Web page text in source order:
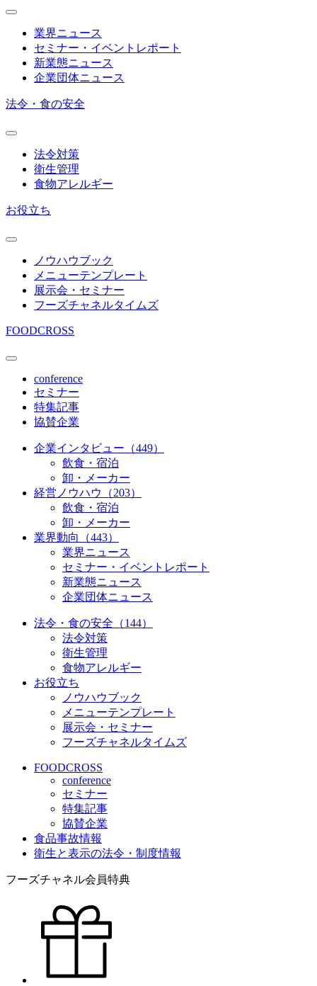
業界ニュース
セミナー・イベントレポート
新業態ニュース
企業団体ニュース
法令・食の安全
法令対策
衛生管理
食物アレルギー
お役立ち
ノウハウブック
メニューテンプレート
展示会・セミナー
フーズチャネルタイムズ
FOODCROSS
conference
セミナー
特集記事
協賛企業
企業インタビュー（449）
飲食・宿泊
卸・メーカー
経営ノウハウ（203）
飲食・宿泊
卸・メーカー
業界動向（443）
業界ニュース
セミナー・イベントレポート
新業態ニュース
企業団体ニュース
法令・食の安全（144）
法令対策
衛生管理
食物アレルギー
お役立ち
ノウハウブック
メニューテンプレート
展示会・セミナー
フーズチャネルタイムズ
FOODCROSS
conference
セミナー
特集記事
協賛企業
食品事故情報
衛生と表示の法令・制度情報
フーズチャネル会員特典